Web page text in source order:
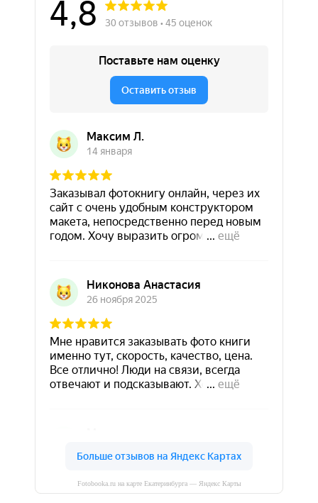
Fotobooka.ru на карте Екатеринбурга — Яндекс Карты